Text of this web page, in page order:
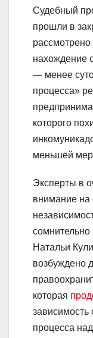
Судебный
прошли в
рассмотрено
нахождение
— менее
процесса»
которого
меньшей
Эксперты в
внимание на
сомнительно
Натальи
возбуждено
которая
процесса